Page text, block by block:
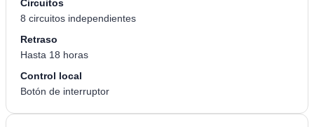
Circuitos
8 circuitos independientes
Retraso
Hasta 18 horas
Control local
Botón de interruptor